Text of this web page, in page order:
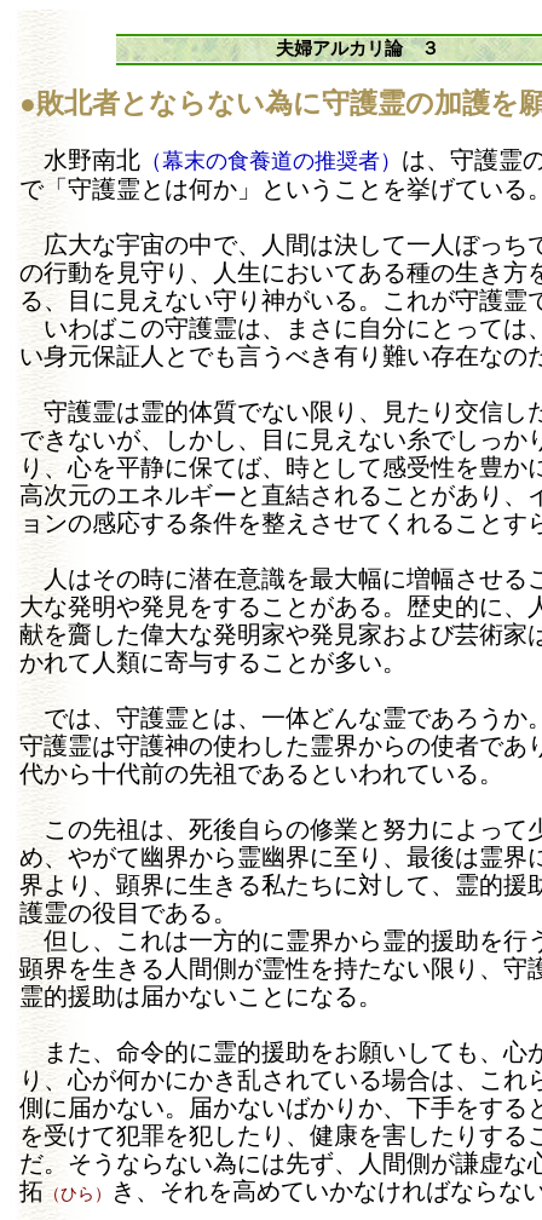
夫婦アルカリ論 ３
●敗北者とならない為に守護霊の加護を
水野南北（幕末の食養道の推奨者） は、守護霊
で「守護霊とは何か」ということを挙げている
広大な宇宙の中で、人間は決して一人ぼっち
の行動を見守り、人生においてある種の生き方
る、目に見えない守り神がいる。これが守護霊
いわばこの守護霊は、まさに自分にとっては
い身元保証人とでも言うべき有り難い存在なの
守護霊は霊的体質でない限り、見たり交信し
できないが、しかし、目に見えない糸でしっか
り、心を平静に保てば、時として感受性を豊か
高次元のエネルギーと直結されることがあり、
ョンの感応する条件を整えさせてくれることす
人はその時に潜在意識を最大幅に増幅させる
大な発明や発見をすることがある。歴史的に、
献を齎した偉大な発明家や発見家および芸術家
かれて人類に寄与することが多い。
では、守護霊とは、一体どんな霊であろうか
守護霊は守護神の使わした霊界からの使者であ
代から十代前の先祖であるといわれている。
この先祖は、死後自らの修業と努力によって
め、やがて幽界から霊幽界に至り、最後は霊界
界より、顕界に生きる私たちに対して、霊的援
護霊の役目である。
但し、これは一方的に霊界から霊的援助を行
顕界を生きる人間側が霊性を持たない限り、守
霊的援助は届かないことになる。
また、命令的に霊的援助をお願いしても、心
り、心が何かにかき乱されている場合は、これ
側に届かない。届かないばかりか、下手をする
を受けて犯罪を犯したり、健康を害したりする
だ。そうならない為には先ず、人間側が謙虚な
拓 （ひら） き、それを高めていかなければならな